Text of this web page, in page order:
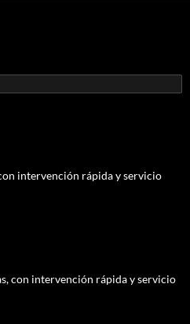
intervención rápida y servicio
con intervención rápida y servicio